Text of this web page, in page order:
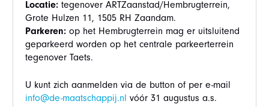
Locatie: tegenover ARTZaanstad/Hembrugterrein,
Grote Hulzen 11, 1505 RH Zaandam.
Parkeren: op het Hembrugterrein mag er uitsluitend
geparkeerd worden op het centrale parkeerterrein
tegenover Taets.
U kunt zich aanmelden via de button of per e-mail
info@de-maatschappij.nl vóór 31 augustus a.s.